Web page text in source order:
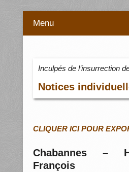
Menu
Inculpés de l’insurrection
Notices
CLIQUER ICI POUR
Chabannes –
François